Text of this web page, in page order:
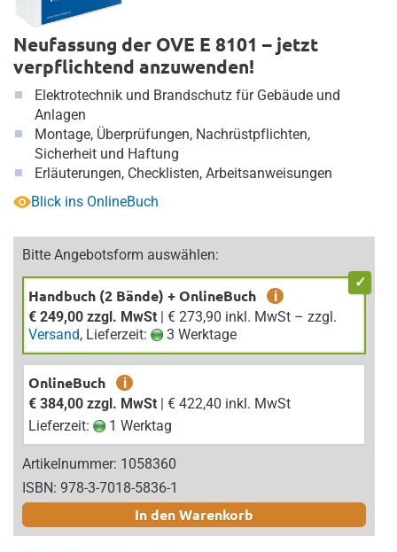
Neufassung der OVE E 8101 – jetzt
verpflichtend anzuwenden!
Elektrotechnik und Brandschutz für Gebäude und
Anlagen
Montage, Überprüfungen, Nachrüstpflichten,
Sicherheit und Haftung
Erläuterungen, Checklisten, Arbeitsanweisungen
Blick ins OnlineBuch
Bitte Angebotsform auswählen:
Handbuch (2 Bände) + OnlineBuch
i
€ 249,00 zzgl. MwSt
| € 273,90 inkl. MwSt – zzgl.
Versand, Lieferzeit: 3 Werktage
OnlineBuch
i
€ 384,00 zzgl. MwSt
| € 422,40 inkl. MwSt
Lieferzeit:
1 Werktag
Artikelnummer: 1058360
ISBN: 978-3-7018-5836-1
In den Warenkorb